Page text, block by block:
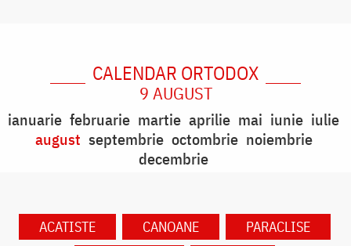
CALENDAR ORTODOX
9 AUGUST
ianuarie februarie martie aprilie mai iunie iulie
august septembrie octombrie noiembrie
decembrie
ACATISTE CANOANE
PARACLISE